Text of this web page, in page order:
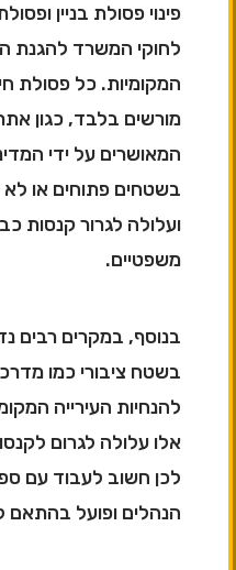
פינוי פסולת בניין
לחוקי המשרד להגנת
המקומיות. כל פסולת
מורשים בלבד, כגון
המאושרים על ידי
בשטחים פתוחים או
ועלולה לגרור קנסות
משפטיים.
בנוסף, במקרים רבים
בשטח ציבורי כמו
להנחיות העירייה
אלו עלולה לגרום
לכן חשוב לעבוד עם
הנהלים ופועל בהתאם